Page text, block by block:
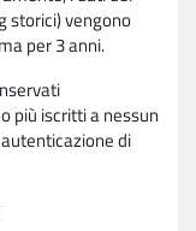
storici) vengono
per 3 anni.
più iscritti a nessun
di